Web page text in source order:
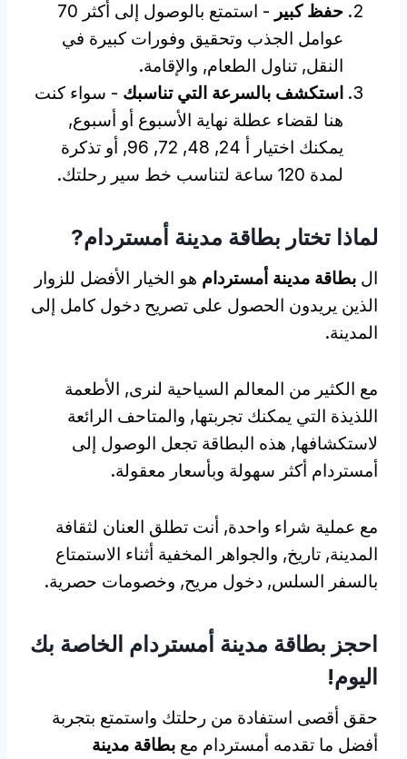
حفظ كبير
- استمتع بالوصول إلى أكثر 70
عوامل الجذب وتحقيق وفورات كبيرة في
النقل, تناول الطعام, والإقامة.
استكشف بالسرعة التي تناسبك - سواء كنت
هنا لقضاء عطلة نهاية الأسبوع أو أسبوع,
يمكنك اختيار أ 24, 48, 72, 96, أو تذكرة
لمدة 120 ساعة لتناسب خط سير رحلتك.
لماذا تختار بطاقة مدينة أمستردام?
ال بطاقة مدينة أمستردام هو الخيار الأفضل للزوار
الذين يريدون الحصول على تصريح دخول كامل إلى
المدينة.
مع الكثير من المعالم السياحية لنرى, الأطعمة
اللذيذة التي يمكنك تجربتها, والمتاحف الرائعة
لاستكشافها, هذه البطاقة تجعل الوصول إلى
أمستردام أكثر سهولة وبأسعار معقولة.
مع عملية شراء واحدة, أنت تطلق العنان لثقافة
المدينة, تاريخ, والجواهر المخفية أثناء الاستمتاع
بالسفر السلس, دخول مريح, وخصومات حصرية.
احجز بطاقة مدينة أمستردام الخاصة بك
اليوم!
حقق أقصى استفادة من رحلتك واستمتع بتجربة
أفضل ما تقدمه أمستردام مع بطاقة مدينة